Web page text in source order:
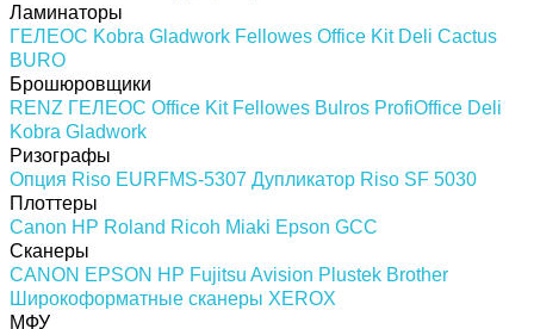
Ламинаторы
ГЕЛЕОС Kobra Gladwork Fellowes Office Kit Deli Cactus
BURO
Брошюровщики
RENZ ГЕЛЕОС Office Kit Fellowes Bulros ProfiOffice Deli
Kobra Gladwork
Ризографы
Опция Riso EURFMS-5307 Дупликатор Riso SF 5030
Плоттеры
Canon HP Roland Ricoh Miaki Epson GCC
Сканеры
CANON EPSON HP Fujitsu Avision Plustek Brother
Широкоформатные сканеры XEROX
МФУ